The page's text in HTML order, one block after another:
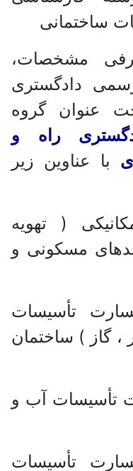
ساختمانی
مشخصات،
دادگستری
عنوان گروه
راه و
با عناوین زیر
( تهویه
مسکونی و
تأسیسات
، گاز ) ساختمان
تأسیسات آب و
تأسیسات